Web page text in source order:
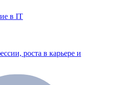
в IT
роста в карьере и